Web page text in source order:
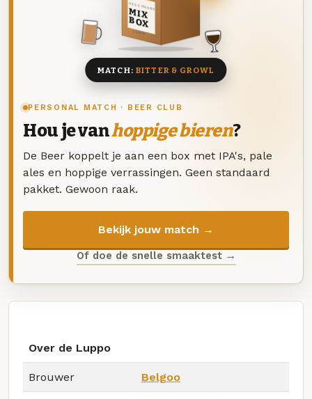
PERSONAL MATCH · BEER CLUB
Hou je vanhoppige bieren?
De Beer koppelt je aan een box met IPA's, pale
ales en hoppige verrassingen. Geen standaard
pakket. Gewoon raak.
Bekijk jouw match →
Of doe de snelle smaaktest →
DEZE MAAND
MIX
BOX
8 BIEREN
MATCH: BITTER & GROWL
Over de Luppo
Brouwer Belgoo